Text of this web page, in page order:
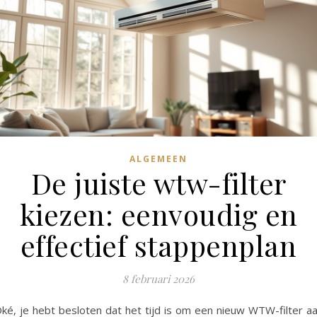
ALGEMEEN
De juiste wtw-filter
kiezen: eenvoudig en
effectief stappenplan
8 februari 2026
je hebt besloten dat het tijd is om een nieuw WTW-filter